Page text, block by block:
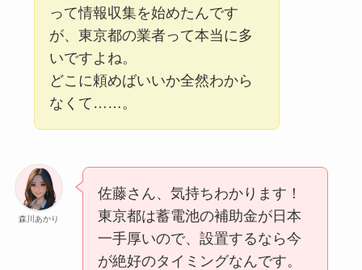
って情報収集を始めたんです
が、東京都の業者って本当に多
いですよね。
どこに頼めばいいか全然わから
なくて……。
森川あかり
佐藤さん、気持ちわかります！
東京都は蓄電池の補助金が日本
一手厚いので、設置するなら今
が絶好のタイミングなんです。